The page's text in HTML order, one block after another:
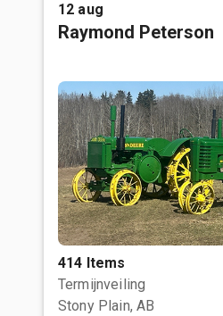
12 aug
Raymond Peterson
414 Items
Termijnveiling
Stony Plain, AB